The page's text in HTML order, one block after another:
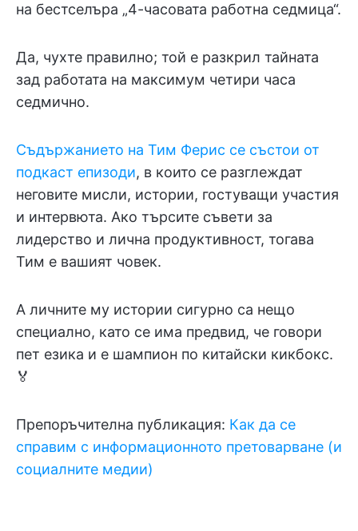
на бестселъра „4-часовата работна седмица“.
Да, чухте правилно; той е разкрил тайната
зад работата на максимум четири часа
седмично.
Съдържанието на Тим Ферис се състои от
подкаст епизоди, в които се разглеждат
неговите мисли, истории, гостуващи участия
и интервюта. Ако търсите съвети за
лидерство и лична продуктивност, тогава
Тим е вашият човек.
А личните му истории сигурно са нещо
специално, като се има предвид, че говори
пет езика и е шампион по китайски кикбокс.
🏅
Препоръчителна публикация: Как да се
справим с информационното претоварване (и
социалните медии)